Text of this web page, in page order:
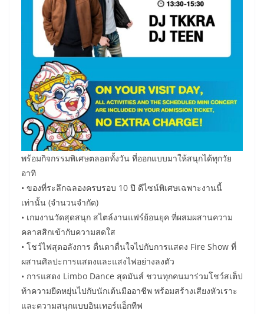
พร้อมกิจกรรมพิเศษตลอดทั้งวัน ที่ออกแบบมาให้สนุกได้ทุกวัย
อาทิ
• ของที่ระลึกฉลองครบรอบ 10 ปี ดีไซน์พิเศษเฉพาะงานนี้
เท่านั้น (จำนวนจำกัด)
• เกมงานวัดสุดสนุก สไตล์งานแฟร์ย้อนยุค ที่ผสมผสานความ
คลาสสิกเข้ากับความสดใส
• โชว์ไฟสุดอลังการ ตื่นตาตื่นใจไปกับการแสดง Fire Show ที่
ผสานศิลปะการแสดงและแสงไฟอย่างลงตัว
• การแสดง Limbo Dance สุดมันส์ ชวนทุกคนมาร่วมโชว์สเต็ป
ท้าความยืดหยุ่นไปกับนักเต้นมืออาชีพ พร้อมสร้างเสียงหัวเราะ
และความสนุกแบบอินเทอร์แอ็กทีฟ